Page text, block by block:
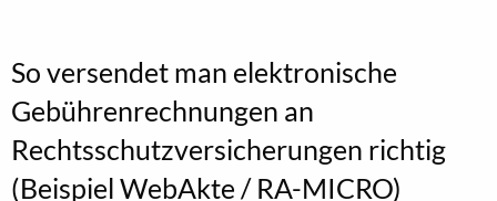
So versendet man elektronische
Gebührenrechnungen an
Rechtsschutzversicherungen richtig
(Beispiel WebAkte / RA-MICRO)